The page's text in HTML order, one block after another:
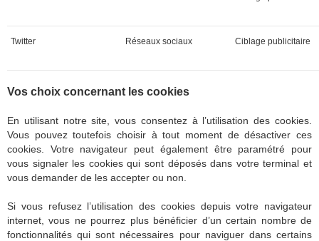
Twitter Réseaux sociaux Ciblage publicitaire
Vos choix concernant les cookies
En utilisant notre site, vous consentez à l’utilisation des cookies.
Vous pouvez toutefois choisir à tout moment de désactiver ces
cookies. Votre navigateur peut également être paramétré pour
vous signaler les cookies qui sont déposés dans votre terminal et
vous demander de les accepter ou non.
Si vous refusez l’utilisation des cookies depuis votre navigateur
internet, vous ne pourrez plus bénéficier d’un certain nombre de
fonctionnalités qui sont nécessaires pour naviguer dans certains